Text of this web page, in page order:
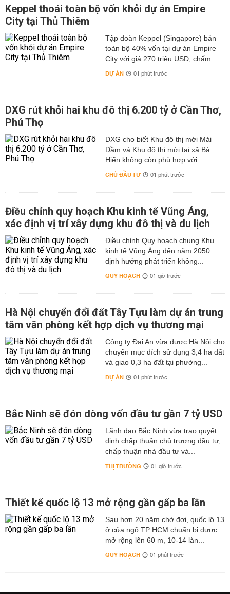
Keppel thoái toàn bộ vốn khỏi dự án Empire
City tại Thủ Thiêm
Tập đoàn Keppel (Singapore) bán
toàn bộ 40% vốn tại dự án Empire
City với giá 270 triệu USD, chấm...
DỰ ÁN 01 phút trước
DXG rút khỏi hai khu đô thị 6.200 tỷ ở Cần Thơ,
Phú Thọ
DXG cho biết Khu đô thị mới Mái
Dầm và Khu đô thị mới tại xã Bá
Hiến không còn phù hợp với...
CHỦ ĐẦU TƯ 01 phút trước
Điều chỉnh quy hoạch Khu kinh tế Vũng Áng,
xác định vị trí xây dựng khu đô thị và du lịch
Điều chỉnh Quy hoạch chung Khu
kinh tế Vũng Áng đến năm 2050
định hướng phát triển không...
QUY HOẠCH 01 giờ trước
Hà Nội chuyển đổi đất Tây Tựu làm dự án trung
tâm văn phòng kết hợp dịch vụ thương mại
Công ty Đại An vừa được Hà Nội cho
chuyển mục đích sử dụng 3,4 ha đất
và giao 0,3 ha đất tại phường...
DỰ ÁN 01 phút trước
Bắc Ninh sẽ đón dòng vốn đầu tư gần 7 tỷ USD
Lãnh đạo Bắc Ninh vừa trao quyết
định chấp thuận chủ trương đầu tư,
chấp thuận nhà đầu tư và...
THỊ TRƯỜNG 01 giờ trước
Thiết kế quốc lộ 13 mở rộng gần gấp ba lần
Sau hơn 20 năm chờ đợi, quốc lộ 13
ở cửa ngõ TP HCM chuẩn bị được
mở rộng lên 60 m, 10-14 làn...
QUY HOẠCH 01 phút trước